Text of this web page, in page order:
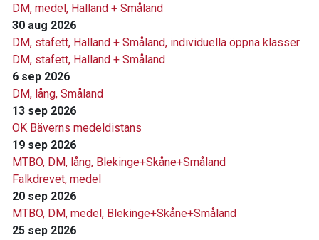
DM, medel, Halland + Småland
30 aug 2026
DM, stafett, Halland + Småland, individuella öppna klasser
DM, stafett, Halland + Småland
6 sep 2026
DM, lång, Småland
13 sep 2026
OK Bäverns medeldistans
19 sep 2026
MTBO, DM, lång, Blekinge+Skåne+Småland
Falkdrevet, medel
20 sep 2026
MTBO, DM, medel, Blekinge+Skåne+Småland
25 sep 2026